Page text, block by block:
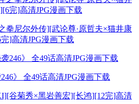
拳尼尔外传][武论尊·原哲夫×猫井康
]高清JPG漫画下载
》 全49话高清JPG漫画下载